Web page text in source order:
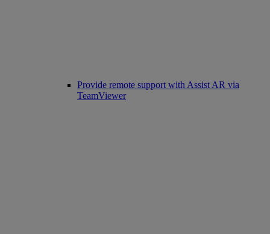
Provide remote support with Assist AR via
TeamViewer